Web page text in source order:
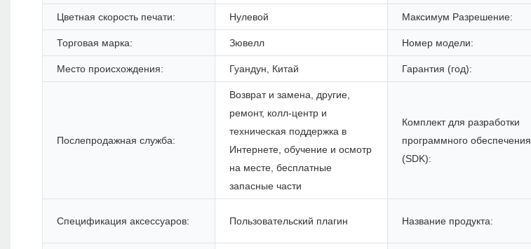
Цветная скорость печати: Нулевой Максимум Разрешение:
Торговая марка: Зювелл Номер модели:
Место происхождения: Гуандун, Китай Гарантия (год):
Послепродажная служба:
Возврат и замена, другие,
ремонт, колл-центр и
техническая поддержка в
Интернете, обучение и осмотр
на месте, бесплатные
запасные части
Комплект для разработки
программного обеспечения
(SDK):
Спецификация аксессуаров: Пользовательский плагин Название продукта: